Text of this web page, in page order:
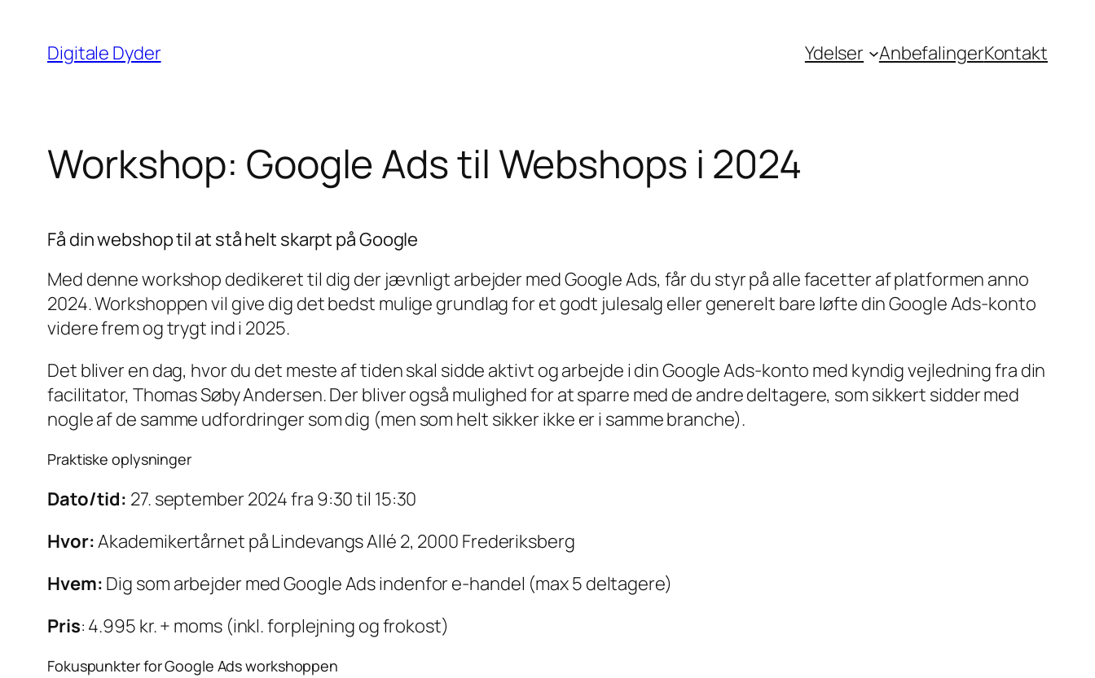
indhold
Digitale Dyder Ydelser AnbefalingerKontakt
Workshop: Google Ads til Webshops i 2024
Få din webshop til at stå helt skarpt på Google
Med denne workshop dedikeret til dig der jævnligt arbejder med Google Ads, får du styr på alle facetter af platformen anno
2024. Workshoppen vil give dig det bedst mulige grundlag for et godt julesalg eller generelt bare løfte din Google Ads-konto
videre frem og trygt ind i 2025.
Det bliver en dag, hvor du det meste af tiden skal sidde aktivt og arbejde i din Google Ads-konto med kyndig vejledning fra din
facilitator, Thomas Søby Andersen. Der bliver også mulighed for at sparre med de andre deltagere, som sikkert sidder med
nogle af de samme udfordringer som dig (men som helt sikker ikke er i samme branche).
Praktiske oplysninger
Dato/tid: 27. september 2024 fra 9:30 til 15:30
Hvor:Akademikertårnet på Lindevangs Allé 2, 2000 Frederiksberg
Hvem: Dig som arbejder med Google Ads indenfor e-handel (max 5 deltagere)
Pris: 4.995 kr. + moms (inkl. forplejning og frokost)
Fokuspunkter for Google Ads workshoppen